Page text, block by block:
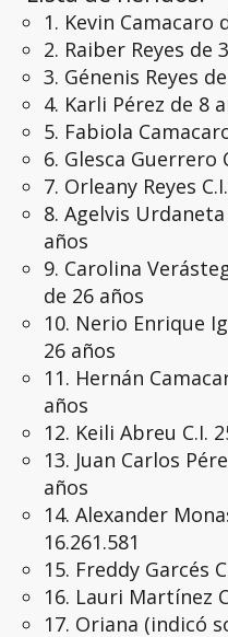
1. Kevin Camacaro
2. Raiber Reyes de
3. Génenis Reyes
4. Karli Pérez de 8
5. Fabiola
6. Glesca Guerrero
7. Orleany Reyes
8. Agelvis Urdaneta
años
9. Carolina
de 26 años
10. Nerio Enrique
26 años
11. Hernán
años
12. Keili Abreu C.I.
13. Juan Carlos
años
14. Alexander
16.261.581
15. Freddy Garcés
16. Lauri Martínez
17. Oriana (indicó